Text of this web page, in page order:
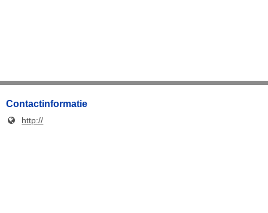
Contactinformatie
http://